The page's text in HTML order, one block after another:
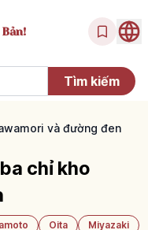
và đường đen
chỉ kho
Oita
Miyazaki